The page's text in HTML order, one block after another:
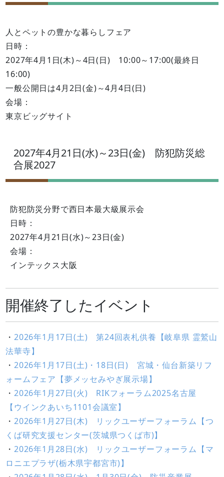
人とペットの豊かな暮らしフェア
日時：
2027年4月1日(木)～4日(日) 10:00～17:00(最終日
16:00)
一般公開日は4月2日(金)～4月4日(日)
会場：
東京ビッグサイト
2027年4月21日(水)～23日(金) 防犯防災総
合展2027
防犯防災分野で西日本最大級展示会
日時：
2027年4月21日(水)～23日(金)
会場：
インテックス大阪
開催終了したイベント
・2026年1月17日(土) 第24回表札供養【岐阜県 霊鷲山
法華寺】
・2026年1月17日(土)・18日(日) 宮城・仙台新築リフ
ォームフェア【夢メッセみやぎ展示場】
・2026年1月27日(火) RIKフォーラム2025名古屋
【ウインクあいち1101会議室】
・2026年1月27日(木) リックユーザーフォーラム【つ
くば研究支援センター(茨城県つくば市)】
・2026年1月28日(水) リックユーザーフォーラム【マ
ロニエプラザ(栃木県宇都宮市)】